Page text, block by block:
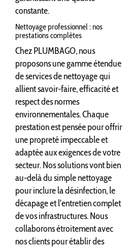
constante.
Nettoyage professionnel : nos
prestations complètes
Chez PLUMBAGO, nous
proposons une gamme étendue
de services de nettoyage qui
allient savoir-faire, efficacité et
respect des normes
environnementales. Chaque
prestation est pensée pour offrir
une propreté impeccable et
adaptée aux exigences de votre
secteur. Nos solutions vont bien
au-delà du simple nettoyage
pour inclure la désinfection, le
décapage et l'entretien complet
de vos infrastructures. Nous
collaborons étroitement avec
nos clients pour établir des